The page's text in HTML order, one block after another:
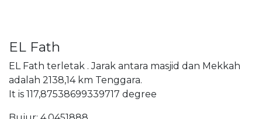
EL Fath
EL Fath terletak . Jarak antara masjid dan Mekkah
adalah 2138,14 km Tenggara.
It is 117,87538699339717 degree